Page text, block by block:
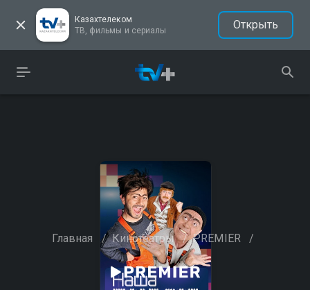
Казахтелеком
ТВ, фильмы и сериалы
Открыть
Главная / Кинотеатры / PREMIER /